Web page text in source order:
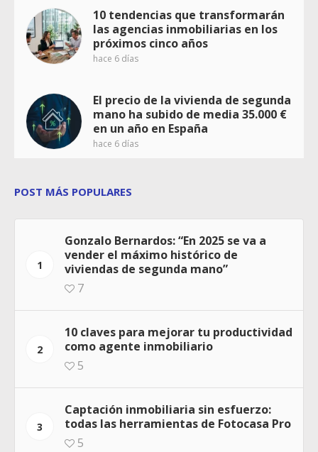
10 tendencias que transformarán
las agencias inmobiliarias en los
próximos cinco años
hace 6 días
El precio de la vivienda de segunda
mano ha subido de media 35.000 €
en un año en España
hace 6 días
POST MÁS POPULARES
1
Gonzalo Bernardos: “En 2025 se va a
vender el máximo histórico de
viviendas de segunda mano”
7
2
10 claves para mejorar tu productividad
como agente inmobiliario
5
3
Captación inmobiliaria sin esfuerzo:
todas las herramientas de Fotocasa Pro
5